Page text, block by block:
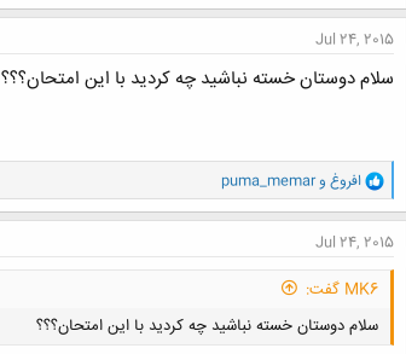
Jul 24, 2015
سلام دوستان خسته نباشید چه کردید با این امتحان؟؟؟
و
ا
ک
ش
ا
افروغ وpuma_memar
Jul 24, 2015
MK6 گفت:
سلام دوستان خسته نباشید چه کردید با این امتحان؟؟؟